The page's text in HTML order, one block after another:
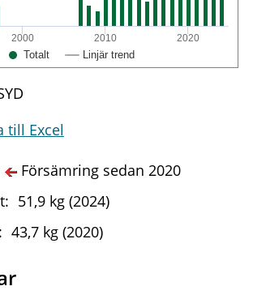
Totalt Linjär trend
2000 2010 2020
till Excel
Försämring sedan 2020
51,9 kg (2024)
43,7 kg (2020)